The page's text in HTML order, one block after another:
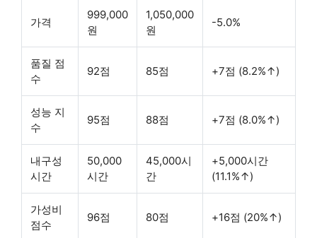
가격
999,000
원
1,050,000
원
-5.0%
품질 점
수
92점 85점 +7점 (8.2%↑)
성능 지
수
95점 88점 +7점 (8.0%↑)
내구성
시간
50,000
시간
45,000시
간
+5,000시간
(11.1%↑)
가성비
점수
96점 80점 +16점 (20%↑)